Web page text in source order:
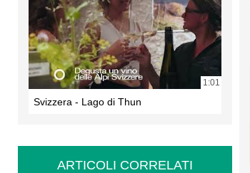
1:01
Svizzera - Lago di Thun
ARTICOLI CORRELATI